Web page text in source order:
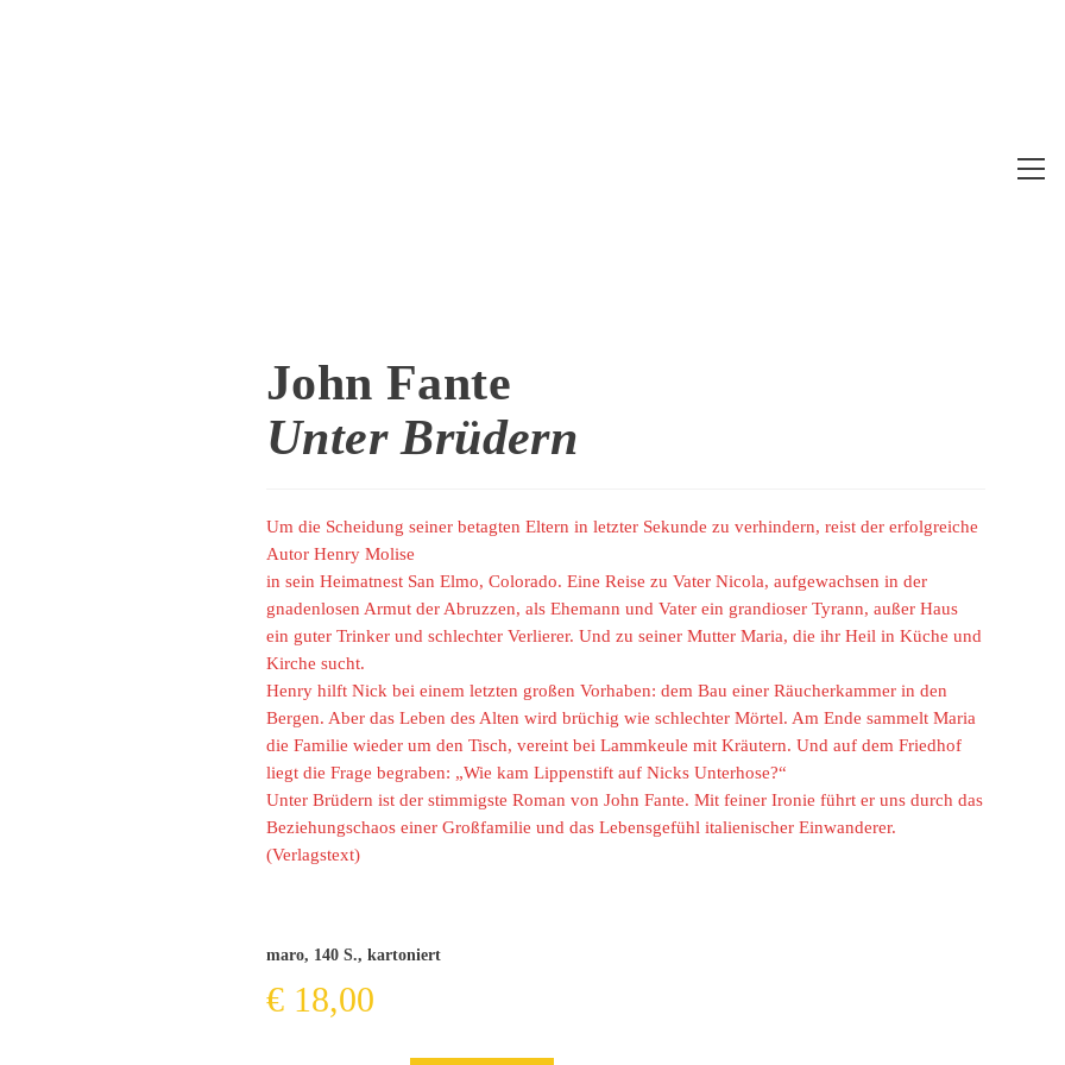
John Fante
Unter Brüdern
Um die Scheidung seiner betagten Eltern in letzter Sekunde zu verhindern, reist der erfolgreiche
Autor Henry Molise
in sein Heimatnest San Elmo, Colorado. Eine Reise zu Vater Nicola, aufgewachsen in der
gnadenlosen Armut der Abruzzen, als Ehemann und Vater ein grandioser Tyrann, außer Haus
ein guter Trinker und schlechter Verlierer. Und zu seiner Mutter Maria, die ihr Heil in Küche und
Kirche sucht.
Henry hilft Nick bei einem letzten großen Vorhaben: dem Bau einer Räucherkammer in den
Bergen. Aber das Leben des Alten wird brüchig wie schlechter Mörtel. Am Ende sammelt Maria
die Familie wieder um den Tisch, vereint bei Lammkeule mit Kräutern. Und auf dem Friedhof
liegt die Frage begraben: „Wie kam Lippenstift auf Nicks Unterhose?“
Unter Brüdern ist der stimmigste Roman von John Fante. Mit feiner Ironie führt er uns durch das
Beziehungschaos einer Großfamilie und das Lebensgefühl italienischer Einwanderer.
(Verlagstext)
maro, 140 S., kartoniert
€ 18,00